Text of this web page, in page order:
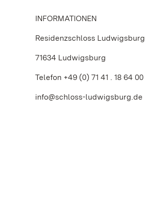
INFORMATIONEN
Residenzschloss Ludwigsburg
71634 Ludwigsburg
Telefon +49 (0) 71 41 . 18 64 00
info@schloss-ludwigsburg.de